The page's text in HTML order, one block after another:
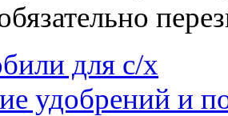
для с/х
удобрений и